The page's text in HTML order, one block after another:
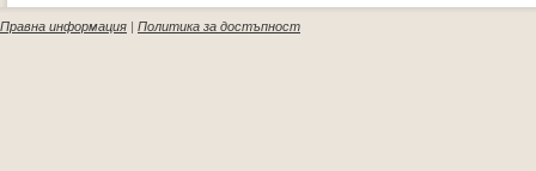
Правна информация | Политика за достъпност